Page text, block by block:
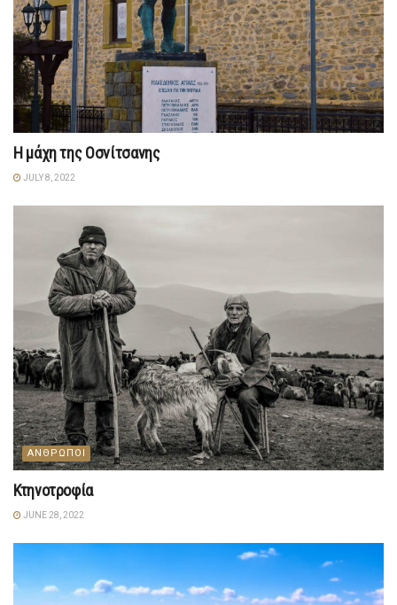
Η μάχη της Οσνίτσανης
JULY 8, 2022
ΑΝΘΡΩΠΟΙ
Κτηνοτροφία
JUNE 28, 2022